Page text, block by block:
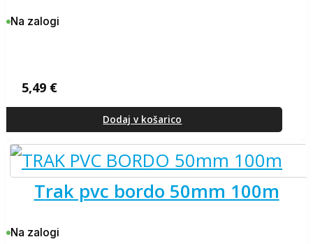
Na zalogi
5,49 €
Dodaj v košarico
trak pvc bordo 50mm 100m
Na zalogi